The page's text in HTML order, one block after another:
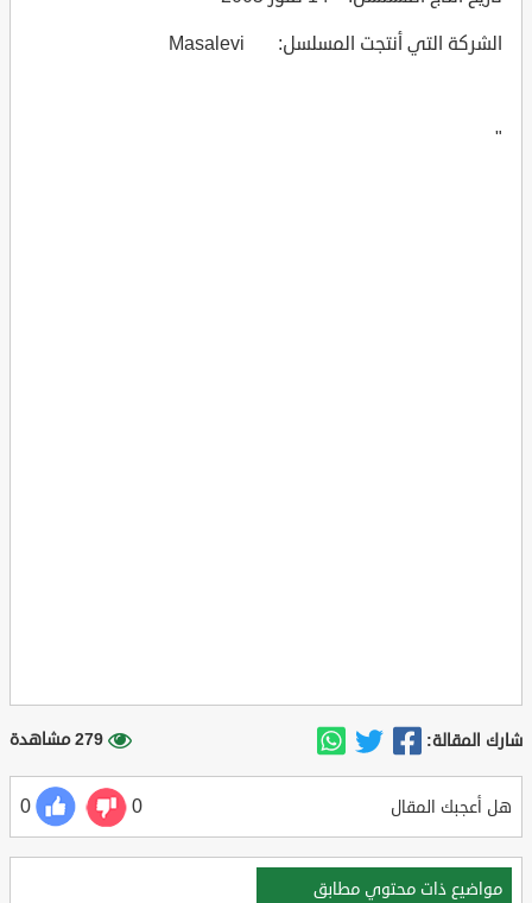
الشركة التي أنتجت المسلسل: Masalevi
"
شارك المقالة: 279 مشاهدة
هل أعجبك المقال 0
0
مواضيع ذات محتوي مطابق